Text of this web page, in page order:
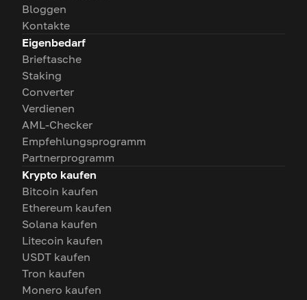
Bloggen
Kontakte
Eigenbedarf
Brieftasche
Staking
Converter
Verdienen
AML-Checker
Empfehlungsprogramm
Partnerprogramm
Krypto kaufen
Bitcoin kaufen
Ethereum kaufen
Solana kaufen
Litecoin kaufen
USDT kaufen
Tron kaufen
Monero kaufen